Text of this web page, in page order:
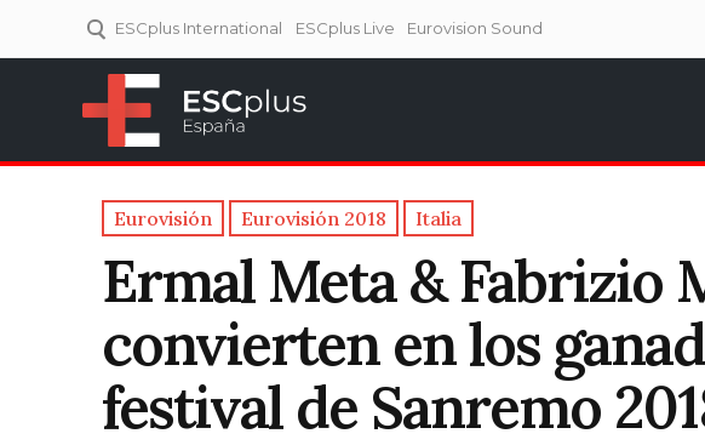
ESCplus International ESCplus Live Eurovision Sound
Eurovisión Eurovisión 2018 Italia
Ermal Meta & Fabrizio
convierten en los
festival de Sanremo